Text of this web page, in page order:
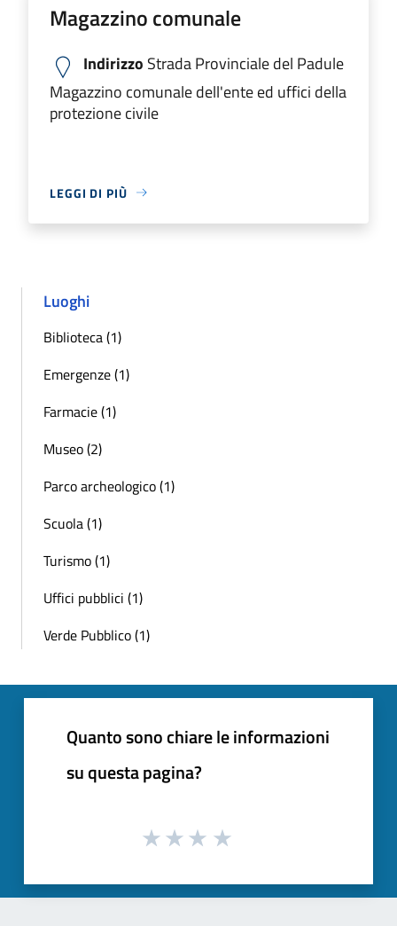
Magazzino comunale
Indirizzo Strada Provinciale del Padule
Magazzino comunale dell'ente ed uffici della
protezione civile
LEGGI DI PIÙ
Luoghi
Biblioteca (1)
Emergenze (1)
Farmacie (1)
Museo (2)
Parco archeologico (1)
Scuola (1)
Turismo (1)
Uffici pubblici (1)
Verde Pubblico (1)
Quanto sono chiare le informazioni
su questa pagina?